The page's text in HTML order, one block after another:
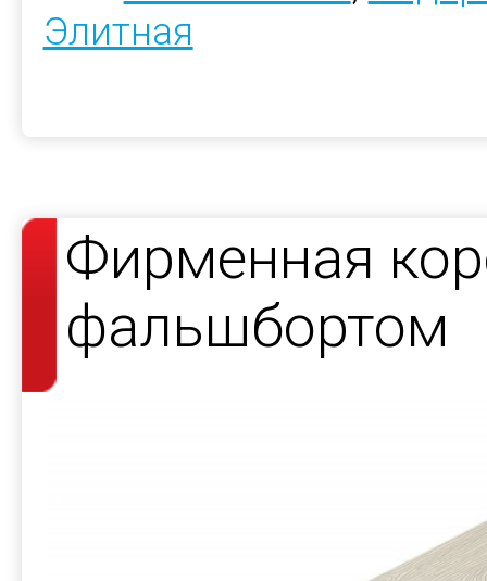
Элитная
Фирменная
фальшбортом